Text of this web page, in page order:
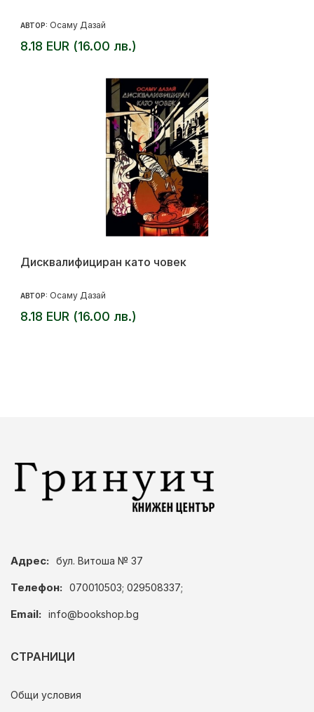
АВТОР: Осаму Дазай
8.18 EUR (16.00 лв.)
Дисквалифициран като човек
АВТОР: Осаму Дазай
8.18 EUR (16.00 лв.)
Адрес: бул. Витоша № 37
Телефон: 070010503; 029508337;
Email: info@bookshop.bg
СТРАНИЦИ
Общи условия